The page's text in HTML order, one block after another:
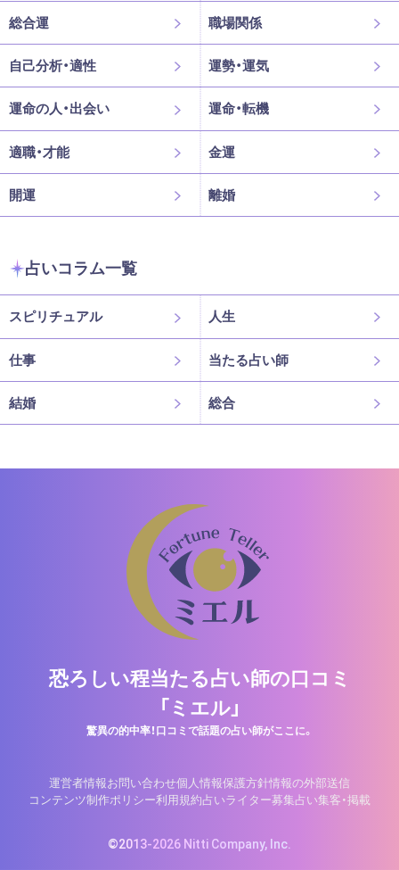
総合運 職場関係
自己分析・適性 運勢・運気
運命の人・出会い 運命・転機
適職・才能 金運
開運 離婚
占いコラム一覧
スピリチュアル 人生
仕事 当たる占い師
結婚 総合
恐ろしい程当たる占い師の口コミ
「ミエル」
驚異の的中率！口コミで話題の占い師がここに。
運営者情報お問い合わせ個人情報保護方針情報の外部送信
コンテンツ制作ポリシー利用規約占いライター募集占い集客・掲載
©2013-2026 Nitti Company, Inc.